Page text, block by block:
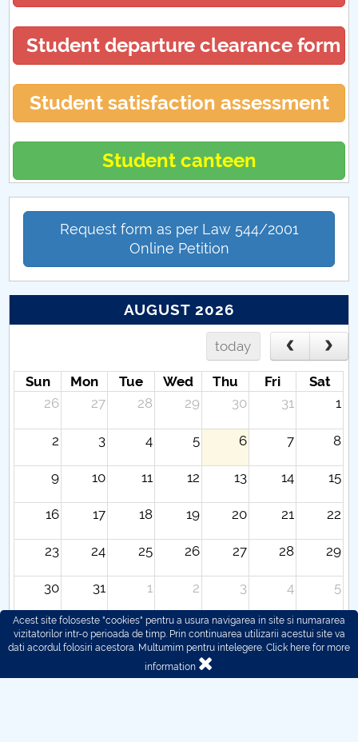
Student departure clearance form
Student satisfaction assessment
Student canteen
Request form as per Law 544/2001
Online Petition
AUGUST 2026
today
Sun Mon Tue Wed Thu Fri
Sat
26
27 28 29 30 31 1
2 3 4 5 6 7 8
9 10 11 12 13 14 15
16 17 18 19 20 21 22
23 24 25 26 27 28 29
30 31 1 2 3 4 5
Acest site foloseste "cookies" pentru a usura navigarea in site si numararea
vizitatorilor intr-o perioada de timp. Prin continuarea utilizarii acestui site va
dati acordul folosiri acestora. Multumim pentru intelegere. Click here for more
information